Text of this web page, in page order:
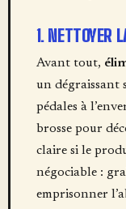
1. NETTOYER
Avant tout,
un dégraissant
pédales à
brosse pour
claire si le
négociable :
emprisonner